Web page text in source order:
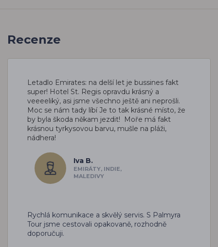
Recenze
Letadlo Emirates: na delší let je bussines fakt
super! Hotel St. Regis opravdu krásný a
veeeeliký, asi jsme všechno ještě ani neprošli.
Moc se nám tady líbíJe to tak krásné místo, že
by byla škoda někam jezdit! Moře má fakt
krásnou tyrkysovou barvu, mušle na pláži,
nádhera!
Iva B.
EMIRÁTY, INDIE,
MALEDIVY
Rychlá komunikace a skvělý servis. S Palmyra
Tour jsme cestovali opakovaně, rozhodně
doporučuji.